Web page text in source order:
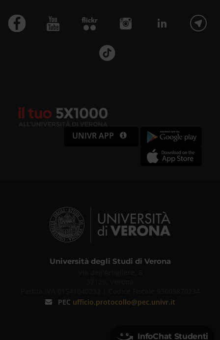
UNIVR APP
Università degli Studi di Verona
PEC ufficio.protocollo@pec.univr.it
InfoChat Studenti